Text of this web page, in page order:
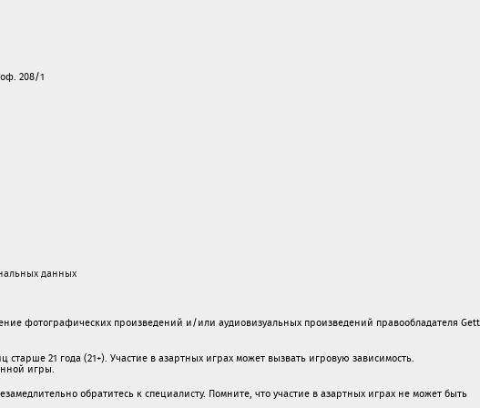
208/1
данных
фотографических произведений и/или аудиовизуальных произведений правообладателя
21 года (21+). Участие в азартных играх может вызвать игровую зависимость.
игры.
обратитесь к специалисту. Помните, что участие в азартных играх не может быть